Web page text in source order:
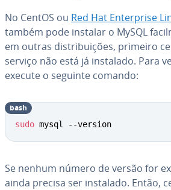
No CentOS ou Red Hat En­ter­prise
também pode instalar o MySQL
em outras dis­tri­bui­ções, primeiro
serviço não está já instalado. Para
execute o seguinte comando:
sudo mysql --version
bash
Se nenhum número de versão for
ainda precisa ser instalado. Então,